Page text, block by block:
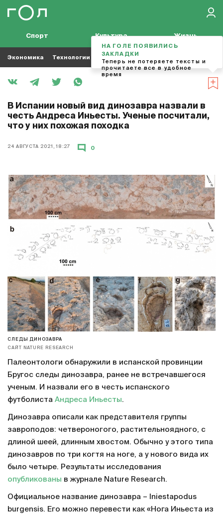
Спорт Культура Жизнь
Экономика Технологии Кино Футбол
В Испании новый вид динозавра назвали в
честь Андреса Иньесты. Ученые посчитали,
что у них похожая походка
24 АВГУСТА 2021, 18:27 0
СЛЕДЫ ДИНОЗАВРА
САЙТ NATURE RESEARCH
Палеонтологи обнаружили в испанской провинции
Бругос следы динозавра, ранее не встречавшегося
ученым. И назвали его в честь испанского
футболиста Андреса Иньесты.
Динозавра описали как представителя группы
завроподов: четвероногого, растительноядного, с
длиной шеей, длинным хвостом. Обычно у этого типа
динозавров по три когтя на ноге, а у нового вида их
было четыре. Результаты исследования
опубликованы в журнале Nature Research.
Официальное название динозавра – Iniestapodus
burgensis. Его можно перевести как «Нога Иньеста из
НА ГОЛЕ ПОЯВИЛИСЬ
ЗАКЛАДКИ
Теперь не потеряете тексты и
прочитаете все в удобное
время